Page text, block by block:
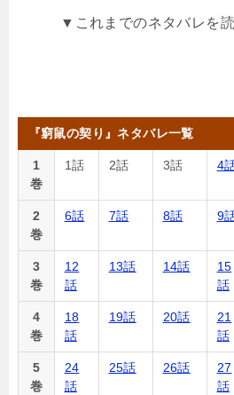
▼これまでのネタバレを
『窮鼠の契り』ネタバレ一覧
1
巻
1話 2話 3話 4
2
巻
6話 7話 8話 9
3
巻
12
話
13話 14話
15
話
4
巻
18
話
19話 20話
21
話
5
巻
24
話
25話 26話
27
話